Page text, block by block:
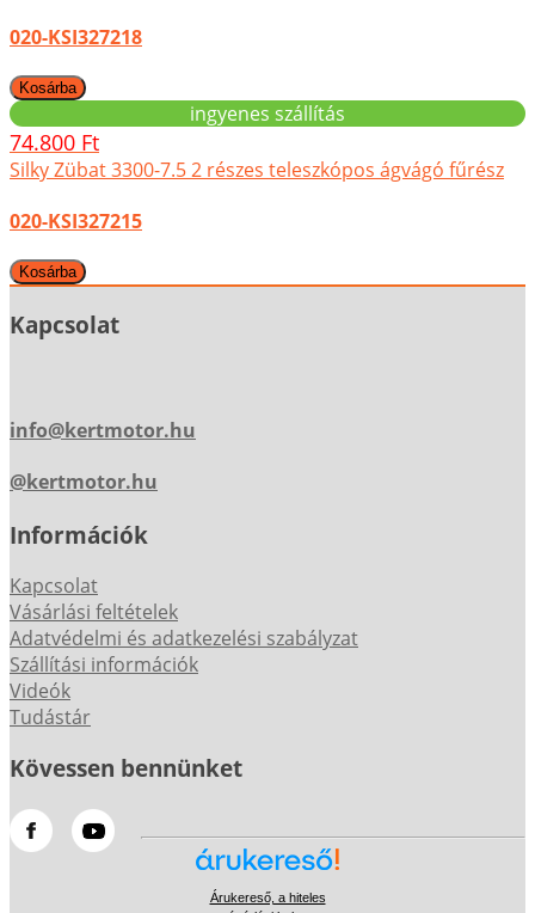
020-KSI327218
ingyenes szállítás
74.800 Ft
Silky Zübat 3300-7.5 2 részes teleszkópos ágvágó fűrész
020-KSI327215
Kapcsolat
info@kertmotor.hu
@kertmotor.hu
Információk
Kapcsolat
Vásárlási feltételek
Adatvédelmi és adatkezelési szabályzat
Szállítási információk
Videók
Tudástár
Kövessen bennünket
Árukereső, a hiteles